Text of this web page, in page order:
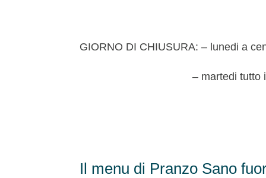
GIORNO DI CHIUSURA: – lunedi a
– martedi tutto il
Il menu di Pranzo Sano